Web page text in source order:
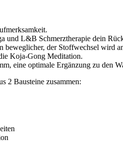
und L&B Schmerztherapie dein
beweglicher, der Stoffwechsel wird
Koja-Gong Meditation.
eine optimale Ergänzung zu den
2 Bausteine zusammen: